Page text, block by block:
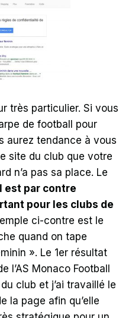
très particulier. Si vous
de football pour
aurez tendance à vous
site du club que votre
n’a pas sa place. Le
est par contre
pour les clubs de
ci-contre est le
quand on tape
». Le 1er résultat
l’AS Monaco Football
club et j’ai travaillé le
la page afin qu’elle